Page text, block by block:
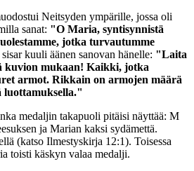
Neitsyden ympärille, jossa oli
sanat: "O Maria, syntisynnistä
jotka turvautumme
kuuli äänen sanovan hänelle: "Laita
kuvion mukaan! Kaikki, jotka
armot. Rikkain on armojen määrä
luottamuksella."
medaljin takapuoli pitäisi näyttää: M
ja Marian kaksi sydämettä.
(katso Ilmestyskirja 12:1). Toisessa
toisti käskyn valaa medalji.